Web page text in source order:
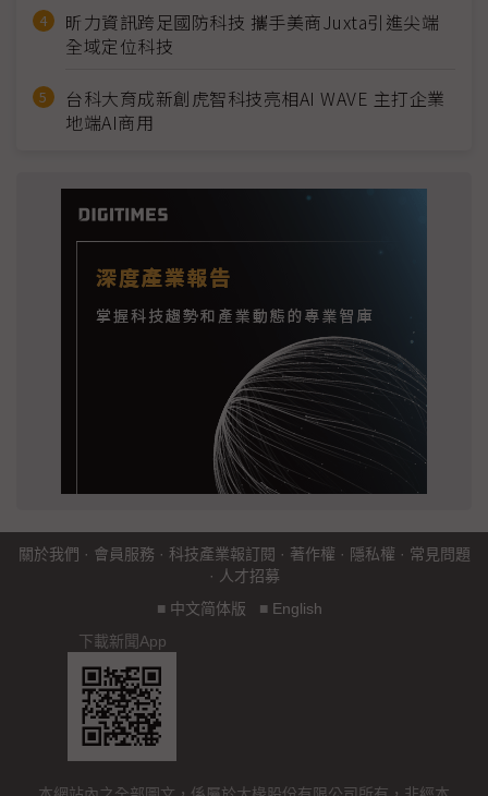
昕力資訊跨足國防科技 攜手美商Juxta引進尖端
全域定位科技
台科大育成新創虎智科技亮相AI WAVE 主打企業
地端AI商用
關於我們 · 會員服務 · 科技產業報訂閱 · 著作權 · 隱私權 · 常見問題
· 人才招募
■ 中文简体版 ■ English
下載新聞App